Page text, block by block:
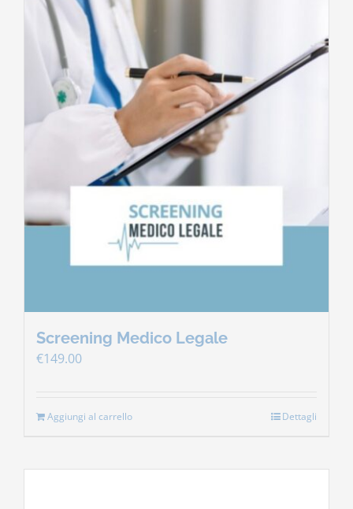
Screening Medico Legale
€149.00
Aggiungi al carrello Dettagli